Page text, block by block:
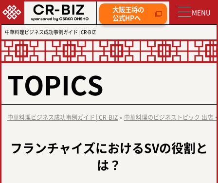
中華料理ビジネス成功事例ガイド│CR-BIZ
大阪王将の
公式HPへ
TOPICS
中華料理ビジネス成功事例ガイド│CR-BIZ» 中華料理のビジネストピック 出店
フランチャイズにおけるSVの役割と
は？